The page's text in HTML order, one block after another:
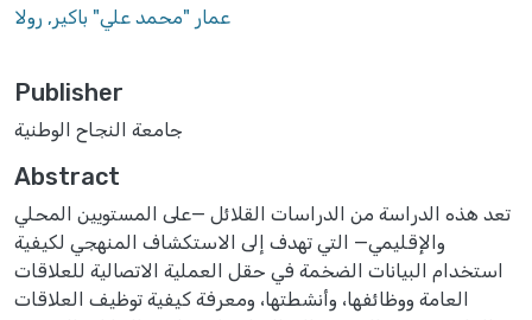
عمار "محمد علي" باكير, رولا
Publisher
جامعة النجاح الوطنية
Abstract
تعد هذه الدراسة من الدراسات القلائل —على المستويين المحلي
والإقليمي— التي تهدف إلى الاستكشاف المنهجي لكيفية
استخدام البيانات الضخمة في حقل العملية الاتصالية للعلاقات
العامة ووظائفها، وأنشطتها، ومعرفة كيفية توظيف العلاقات